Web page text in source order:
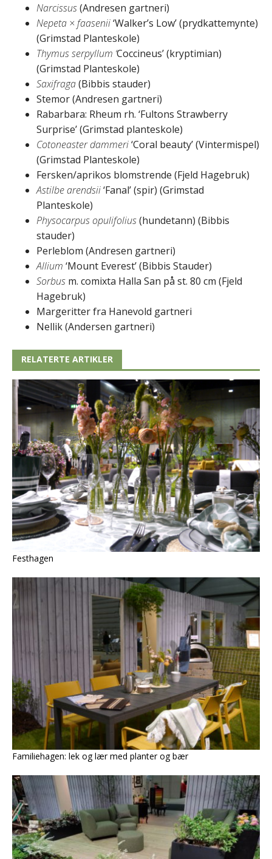
Narcissus(Andresen gartneri)
Nepeta × faasenii‘Walker’s Low’ (prydkattemynte)
(Grimstad Planteskole)
Thymus serpyllum ‘Coccineus’ (kryptimian)
(Grimstad Planteskole)
Saxifraga(Bibbis stauder)
Stemor (Andresen gartneri)
Rabarbara: Rheum rh. ‘Fultons Strawberry
Surprise’ (Grimstad planteskole)
Cotoneaster dammeri‘Coral beauty’ (Vintermispel)
(Grimstad Planteskole)
Fersken/aprikos blomstrende (Fjeld Hagebruk)
Astilbe arendsii‘Fanal’ (spir) (Grimstad
Planteskole)
Physocarpus opulifolius(hundetann) (Bibbis
stauder)
Perleblom (Andresen gartneri)
Allium ‘Mount Everest’ (Bibbis Stauder)
Sorbus m. comixta Halla San på st. 80 cm (Fjeld
Hagebruk)
Margeritter fra Hanevold gartneri
Nellik (Andersen gartneri)
RELATERTE ARTIKLER
Festhagen
Familiehagen: lek og lær med planter og bær